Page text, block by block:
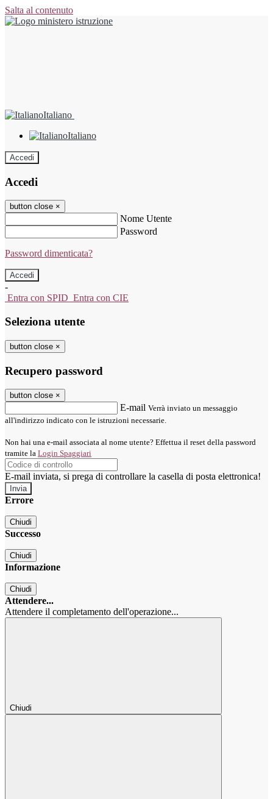
Salta al contenuto
Italiano
Italiano
Accedi
Accedi
button close ×
Nome Utente
Password
Password dimenticata?
-
Entra con SPID Entra con CIE
Seleziona utente
button close ×
Recupero password
button close ×
E-mail Verrà inviato un messaggio
all'indirizzo indicato con le istruzioni necessarie.
Non hai una e-mail associata al nome utente? Effettua il reset della password
tramite la Login Spaggiari
E-mail inviata, si prega di controllare la casella di posta elettronica!
Errore
Chiudi
Successo
Chiudi
Informazione
Chiudi
Attendere...
Attendere il completamento dell'operazione...
Chiudi